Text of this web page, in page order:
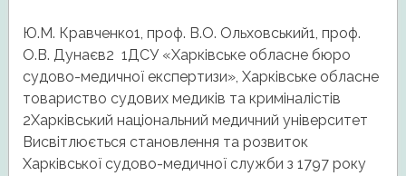
Ю.М. Кравченко1, проф. В.О. Ольховський1, проф.
О.В. Дунаєв2 1ДСУ «Харківське обласне бюро
судово-медичної експертизи», Харківське обласне
товариство судових медиків та криміналістів
2Харківський національний медичний університет
Висвітлюється становлення та розвиток
Харківської судово-медичної служби з 1797 року